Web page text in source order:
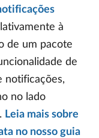
à
de um pacote
de
notificações,
no lado
Leia mais sobre
no nosso guia